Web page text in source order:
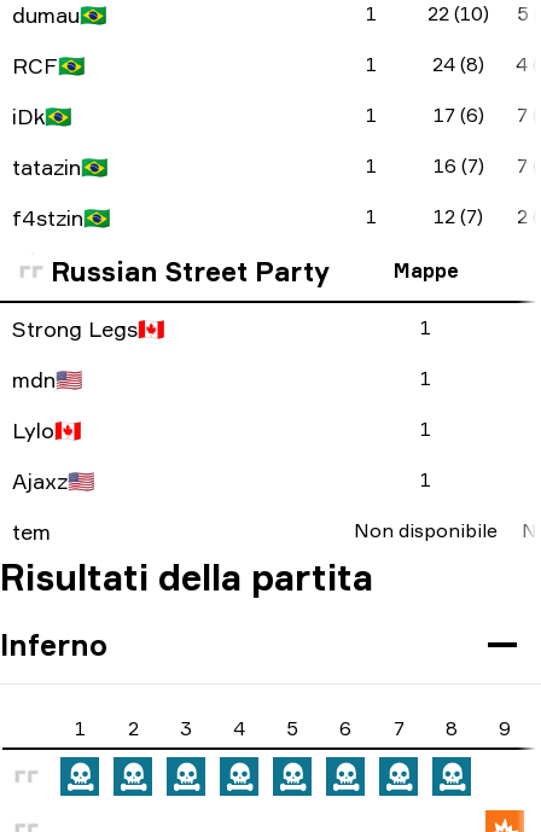
dumau🇧🇷 1 22 (10) 5
RCF🇧🇷 1 24 (8) 4
iDk🇧🇷 1 17 (6) 7
tatazin🇧🇷 1 16 (7) 7
f4stzin🇧🇷 1 12 (7) 2
Russian Street Party Mappe
Strong Legs🇨🇦 1
mdn🇺🇸 1
Lylo🇨🇦 1
Ajaxz🇺🇸 1
tem Non disponibile
Risultati della partita
Inferno
1 2 3 4 5 6 7 8 9